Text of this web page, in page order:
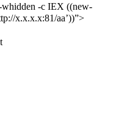
-c IEX ((new-
x.x.x.x:81/aa’))”>